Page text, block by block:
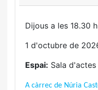
Dijous a les 18.30 h
1 d'octubre de
Espai: Sala d'actes
A càrrec de Núria